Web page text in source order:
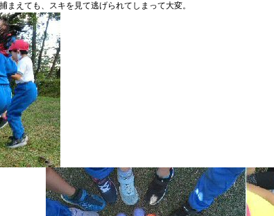
えても、スキを見て逃げられてしまって大変。